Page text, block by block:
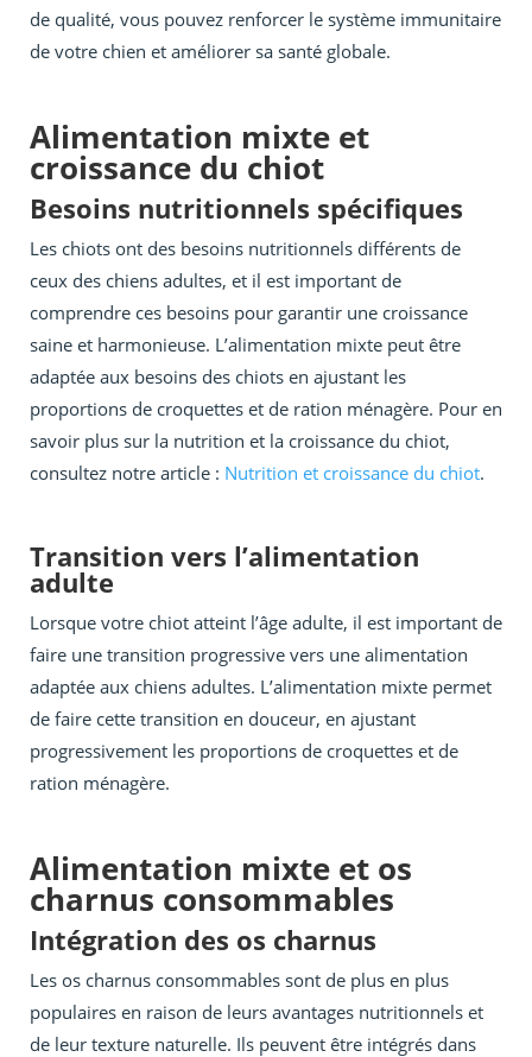
de qualité, vous pouvez renforcer le système immunitaire
de votre chien et améliorer sa santé globale.
Alimentation mixte et
croissance du chiot
Besoins nutritionnels spécifiques
Les chiots ont des besoins nutritionnels différents de
ceux des chiens adultes, et il est important de
comprendre ces besoins pour garantir une croissance
saine et harmonieuse. L’alimentation mixte peut être
adaptée aux besoins des chiots en ajustant les
proportions de croquettes et de ration ménagère. Pour en
savoir plus sur la nutrition et la croissance du chiot,
consultez notre article : Nutrition et croissance du chiot.
Transition vers l’alimentation
adulte
Lorsque votre chiot atteint l’âge adulte, il est important de
faire une transition progressive vers une alimentation
adaptée aux chiens adultes. L’alimentation mixte permet
de faire cette transition en douceur, en ajustant
progressivement les proportions de croquettes et de
ration ménagère.
Alimentation mixte et os
charnus consommables
Intégration des os charnus
Les os charnus consommables sont de plus en plus
populaires en raison de leurs avantages nutritionnels et
de leur texture naturelle. Ils peuvent être intégrés dans